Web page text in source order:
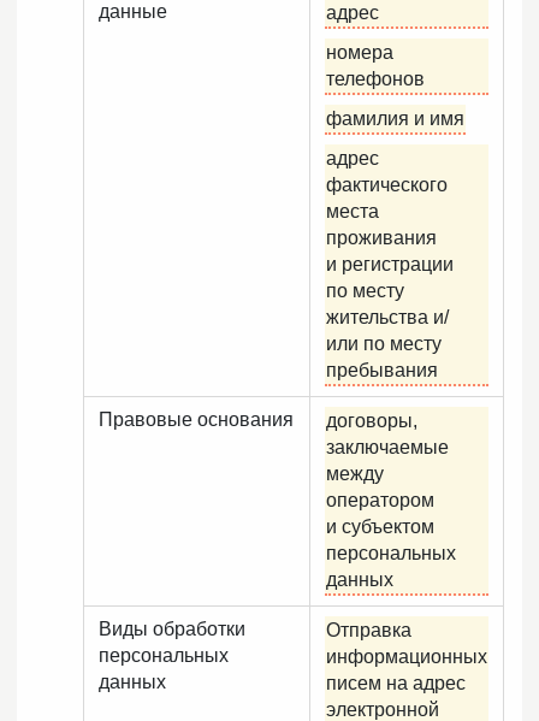
данные
адрес
номера
телефонов
фамилия и имя
адрес
фактического
места
проживания
и регистрации
по месту
жительства и/
или по месту
пребывания
Правовые основания
договоры,
заключаемые
между
оператором
и субъектом
персональных
данных
Виды обработки
персональных
данных
Отправка
информационных
писем на адрес
электронной